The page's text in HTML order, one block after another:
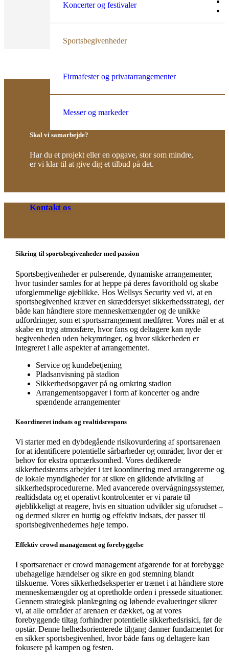
Koncerter og festivaler
Sportsbegivenheder
Firmafester og privatarrangementer
Messer og markeder
Skal vi samarbejde?
Har du et projekt eller en opgave, stor som mindre,
er vi klar til at give dig et tilbud på det.
Kontakt os
Sikring til sportsbegivenheder med passion
Sportsbegivenheder er pulserende, dynamiske arrangementer,
hvor tusinder samles for at heppe på deres favorithold og skabe
uforglemmelige øjeblikke. Hos Wellsys Security ved vi, at en
sportsbegivenhed kræver en skræddersyet sikkerhedsstrategi, der
både kan håndtere store menneskemængder og de unikke
udfordringer, som et sportsarrangement medfører. Vores mål er at
skabe en tryg atmosfære, hvor fans og deltagere kan nyde
begivenheden uden bekymringer, og hvor sikkerheden er
integreret i alle aspekter af arrangementet.
Service og kundebetjening
Pladsanvisning på stadion
Sikkerhedsopgaver på og omkring stadion
Arrangementsopgaver i form af koncerter og andre
spændende arrangementer
Koordineret indsats og realtidsrespons
Vi starter med en dybdegående risikovurdering af sportsarenaen
for at identificere potentielle sårbarheder og områder, hvor der er
behov for ekstra opmærksomhed. Vores dedikerede
sikkerhedsteams arbejder i tæt koordinering med arrangørerne og
de lokale myndigheder for at sikre en glidende afvikling af
sikkerhedsprocedurerne. Med avancerede overvågningssystemer,
realtidsdata og et operativt kontrolcenter er vi parate til
øjeblikkeligt at reagere, hvis en situation udvikler sig uforudset –
og dermed sikrer en hurtig og effektiv indsats, der passer til
sportsbegivenhedernes høje tempo.
Effektiv crowd management og forebyggelse
I sportsarenaer er crowd management afgørende for at forebygge
ubehagelige hændelser og sikre en god stemning blandt
tilskuerne. Vores sikkerhedseksperter er trænet i at håndtere store
menneskemængder og at opretholde orden i pressede situationer.
Gennem strategisk planlægning og løbende evalueringer sikrer
vi, at alle områder af arenaen er dækket, og at vores
forebyggende tiltag forhindrer potentielle sikkerhedsrisici, før de
opstår. Denne helhedsorienterede tilgang danner fundamentet for
en sikker sportsbegivenhed, hvor både fans og deltagere kan
fokusere på kampen og festen.